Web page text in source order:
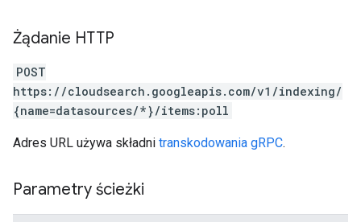
Żądanie HTTP
POST
https://cloudsearch.googleapis.com/v1/indexing/
{name=datasources/*}/items:poll
Adres URL używa składni transkodowania gRPC.
Parametry ścieżki